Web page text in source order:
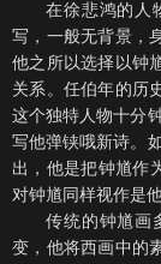
在徐悲鸿的人
写，一般无背景，
他之所以选择以钟
关系。任伯年的历
这个独特人物十分
写他弹铗哦新诗。
出，他是把钟馗作
对钟馗同样视作是
传统的钟馗画
变，他将西画中的